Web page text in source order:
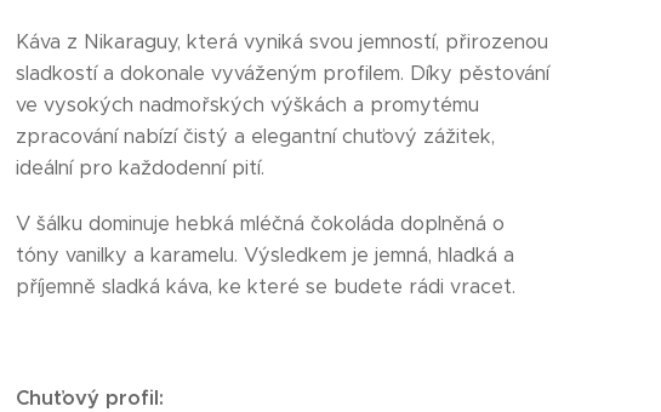
Káva z Nikaraguy, která vyniká svou jemností, přirozenou
sladkostí a dokonale vyváženým profilem. Díky pěstování
ve vysokých nadmořských výškách a promytému
zpracování nabízí čistý a elegantní chuťový zážitek,
ideální pro každodenní pití.
V šálku dominuje hebká mléčná čokoláda doplněná o
tóny vanilky a karamelu. Výsledkem je jemná, hladká a
příjemně sladká káva, ke které se budete rádi vracet.
Chuťový profil: